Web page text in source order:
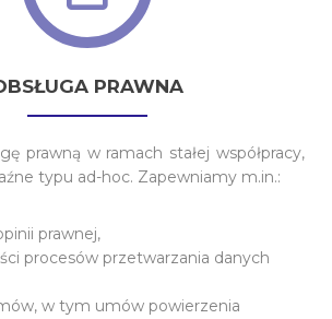
PRAWNA
prawną w ramach stałej współpracy,
typu ad-hoc. Zapewniamy m.in.:
prawnej,
procesów przetwarzania danych
w tym umów powierzenia